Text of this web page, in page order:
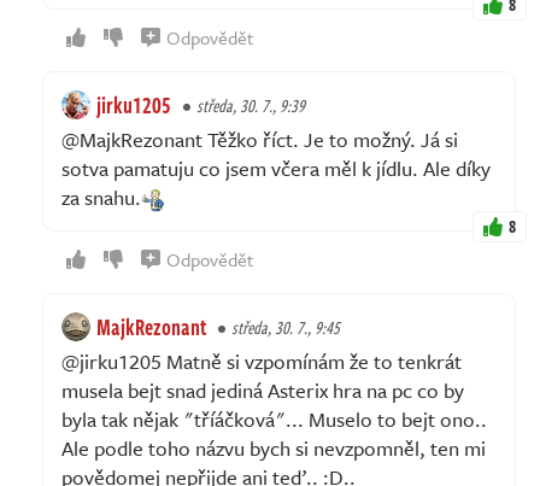
Odpovědět
jirku1205 středa, 30. 7., 9:39
@MajkRezonant Těžko říct. Je to možný. Já si
sotva pamatuju co jsem včera měl k jídlu. Ale díky
za snahu.
8
Odpovědět
MajkRezonant středa, 30. 7., 9:45
@jirku1205 Matně si vzpomínám že to tenkrát
musela bejt snad jediná Asterix hra na pc co by
byla tak nějak "tříáčková"... Muselo to bejt ono..
Ale podle toho názvu bych si nevzpomněl, ten mi
povědomej nepřijde ani teď.. :D..